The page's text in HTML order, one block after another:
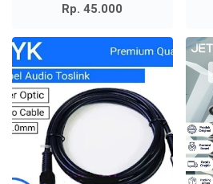
Rp. 45.000